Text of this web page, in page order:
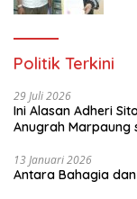
Politik Terkini
29 Juli 2026
Ini Alasan Adheri
Anugrah Marpaung
13 Januari 2026
Antara Bahagia